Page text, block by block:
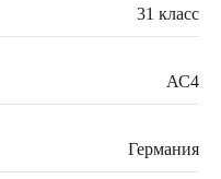
31 класс
АС4
Германия